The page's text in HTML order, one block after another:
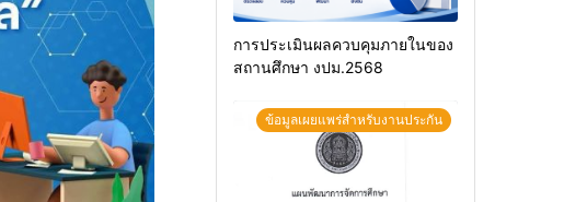
การประเมินผลควบคุมภายในของ
สถานศึกษา งปม.2568
ข้อมูลเผยแพร่สำหรับงานประกัน